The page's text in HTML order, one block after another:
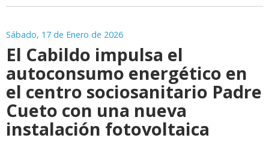
Sábado, 17 de Enero de 2026
El Cabildo impulsa el
autoconsumo energético en
el centro sociosanitario Padre
Cueto con una nueva
instalación fotovoltaica